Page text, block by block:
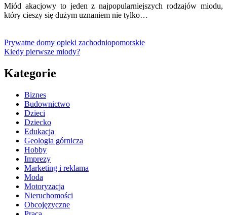
Miód akacjowy to jeden z najpopularniejszych rodzajów miodu,
który cieszy się dużym uznaniem nie tylko…
Prywatne domy opieki zachodniopomorskie
Kiedy pierwsze miody?
Kategorie
Biznes
Budownictwo
Dzieci
Dziecko
Edukacja
Geologia górnicza
Hobby
Imprezy
Marketing i reklama
Moda
Motoryzacja
Nieruchomości
Obcojęzyczne